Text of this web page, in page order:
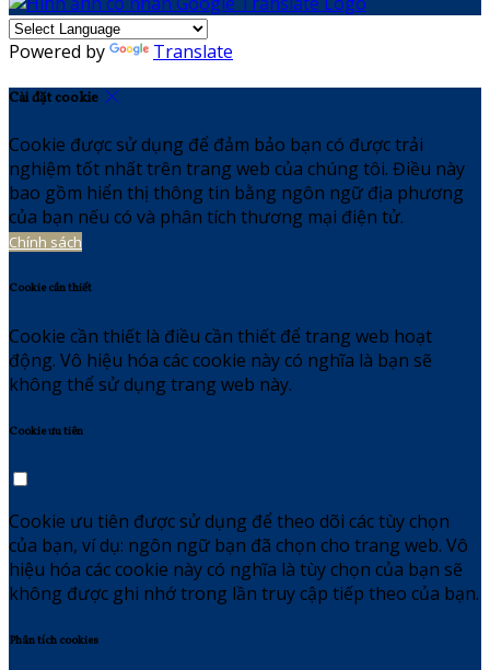
Powered by Translate
Cài đặt cookie
Cookie được sử dụng để đảm bảo bạn có được trải
nghiệm tốt nhất trên trang web của chúng tôi. Điều này
bao gồm hiển thị thông tin bằng ngôn ngữ địa phương
của bạn nếu có và phân tích thương mại điện tử.
Chính sách
Cookie cần thiết
Cookie cần thiết là điều cần thiết để trang web hoạt
động. Vô hiệu hóa các cookie này có nghĩa là bạn sẽ
không thể sử dụng trang web này.
Cookie ưu tiên
Cookie ưu tiên được sử dụng để theo dõi các tùy chọn
của bạn, ví dụ: ngôn ngữ bạn đã chọn cho trang web. Vô
hiệu hóa các cookie này có nghĩa là tùy chọn của bạn sẽ
không được ghi nhớ trong lần truy cập tiếp theo của bạn.
Phân tích cookies